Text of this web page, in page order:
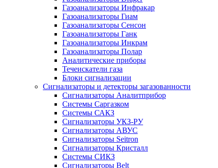
Газоанализаторы Инфракар
Газоанализаторы Гиам
Газоанализаторы Сенсон
Газоанализаторы Ганк
Газоанализаторы Инкрам
Газоанализаторы Полар
Аналитические приборы
Течеискатели газа
Блоки сигнализации
Сигнализаторы и детекторы загазованности
Сигнализаторы Аналитприбор
Системы Саргазком
Системы САКЗ
Сигнализаторы УКЗ-РУ
Сигнализаторы АВУС
Сигнализаторы Seitron
Сигнализаторы Кристалл
Системы СИКЗ
Сигнализаторы Belt